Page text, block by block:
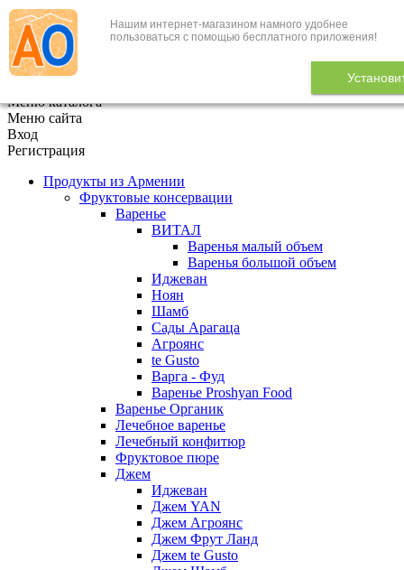
Нашим интернет-магазином намного удобнее
пользоваться с помощью бесплатного приложения!
+7 (495) 646-888-1
В корзине 0
Меню каталога
Меню сайта
Вход
Регистрация
Продукты из Армении
Фруктовые консервации
Варенье
ВИТАЛ
Варенья малый объем
Варенья большой объем
Иджеван
Ноян
Шамб
Сады Арагаца
Агроянс
te Gusto
Варга - Фуд
Варенье Proshyan Food
Варенье Органик
Лечебное варенье
Лечебный конфитюр
Фруктовое пюре
Джем
Иджеван
Джем YAN
Джем Агроянс
Джем Фрут Ланд
Джем te Gusto